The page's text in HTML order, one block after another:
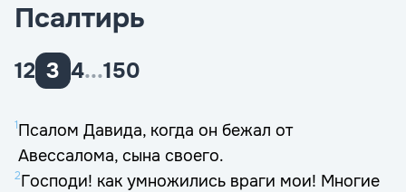
Псалтирь
12 3 4...150
1Псалом Давида, когда он бежал от
Авессалома, сына своего.
2Господи! как умножились враги мои! Многие